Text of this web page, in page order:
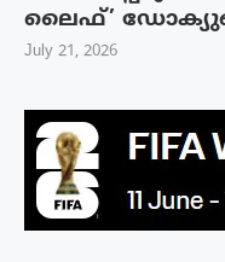
ലൈഫ്’
July 21, 2026